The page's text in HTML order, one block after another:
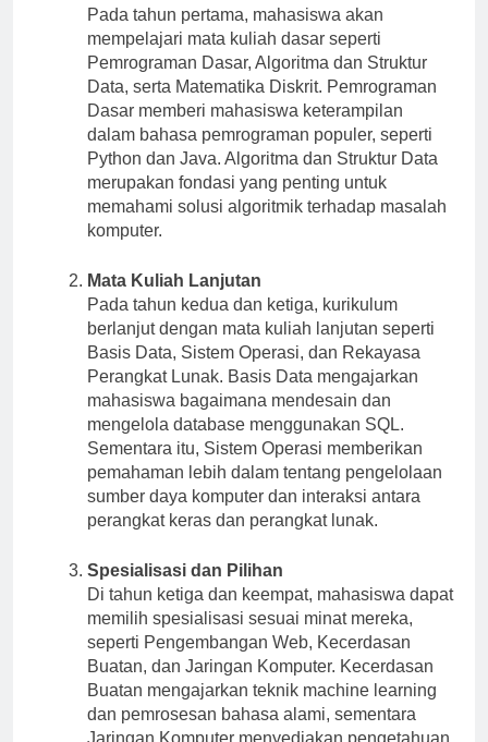
Pada tahun pertama, mahasiswa akan
mempelajari mata kuliah dasar seperti
Pemrograman Dasar, Algoritma dan Struktur
Data, serta Matematika Diskrit. Pemrograman
Dasar memberi mahasiswa keterampilan
dalam bahasa pemrograman populer, seperti
Python dan Java. Algoritma dan Struktur Data
merupakan fondasi yang penting untuk
memahami solusi algoritmik terhadap masalah
komputer.
Mata Kuliah Lanjutan
Pada tahun kedua dan ketiga, kurikulum
berlanjut dengan mata kuliah lanjutan seperti
Basis Data, Sistem Operasi, dan Rekayasa
Perangkat Lunak. Basis Data mengajarkan
mahasiswa bagaimana mendesain dan
mengelola database menggunakan SQL.
Sementara itu, Sistem Operasi memberikan
pemahaman lebih dalam tentang pengelolaan
sumber daya komputer dan interaksi antara
perangkat keras dan perangkat lunak.
Spesialisasi dan Pilihan
Di tahun ketiga dan keempat, mahasiswa dapat
memilih spesialisasi sesuai minat mereka,
seperti Pengembangan Web, Kecerdasan
Buatan, dan Jaringan Komputer. Kecerdasan
Buatan mengajarkan teknik machine learning
dan pemrosesan bahasa alami, sementara